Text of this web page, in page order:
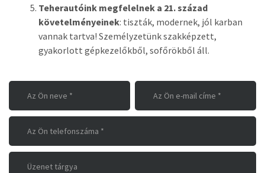
Teherautóink megfelelnek a 21. század
követelményeinek: tiszták, modernek, jól karban
vannak tartva! Személyzetünk szakképzett,
gyakorlott gépkezelőkből, sofőrökből áll.